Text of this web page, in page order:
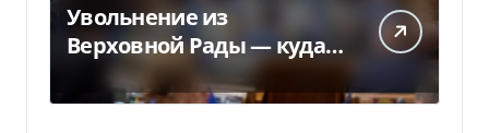
Увольнение из
Верховной Рады — куда
исчез 71 народный
депутат за семь лет